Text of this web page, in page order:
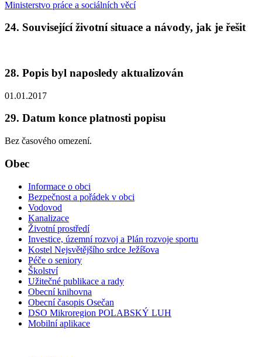
Ministerstvo práce a sociálních věcí
24. Související životní situace a návody, jak je řešit
28. Popis byl naposledy aktualizován
01.01.2017
29. Datum konce platnosti popisu
Bez časového omezení.
Obec
Informace o obci
Bezpečnost a pořádek v obci
Vodovod
Kanalizace
Životní prostředí
Investice, územní rozvoj a Plán rozvoje sportu
Kostel Nejsvětějšího srdce Ježíšova
Péče o seniory
Školství
Užitečné publikace a rady
Obecní knihovna
Obecní časopis Osečan
DSO Mikroregion POLABSKÝ LUH
Mobilní aplikace